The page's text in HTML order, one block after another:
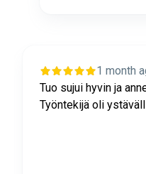
1 month
Tuo sujui hyvin ja
Työntekijä oli